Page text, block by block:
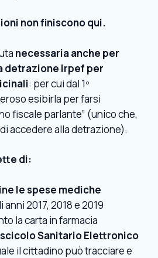
non finiscono qui.
necessaria anche per
detrazione Irpef per
: per cui dal 1º
esibirla per farsi
fiscale parlante” (unico che,
accedere alla detrazione).
di:
le spese mediche
anni 2017, 2018 e 2019
la carta in farmacia
Sanitario Elettronico
il cittadino può tracciare e